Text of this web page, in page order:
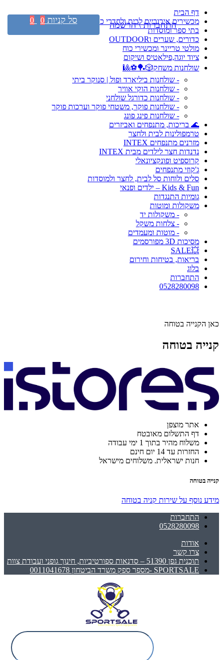
דף הבית
מכשירים אירוביים לבית ולחדרי כושר
בתי ספר ומוסדות
כדורים, שערים וOUTDOOR
מולטי טריינר ומכשירי כוח
ציוד יוגה,פילאטיס ושיקום
שולחנות משחק🎲🏓⚽🎱
- שולחנות ביליארד ופול | סנוקר ביתי
- שולחנות הוקי אוויר
- שולחנות כדורגל שולחני
- שולחנות פוקר, משטחי פוקר וערכות פוקר
- שולחנות פינג פונג
🌊 בריכות, מתנפחים ואביזרים
טרמפולינות לבית ולחצר
מזרנים מתנפחים INTEX
נדנדות חצר לילדים מבית INTEX
קרוספיט ופונקציונאלי
ג'קוזי מתנפחים
סלים ולוחות סל לבית, לחצר ולמוסדות
Kids & Fun – ילדים ופנאי
גומיות התנגדות
משקולות ומוטות
- משקולות יד
- צלחות משקל
- מוטות ומעמדים
מסיכות 3D מפורסמים
💥SALE
בריאות, בטיחות וחירום
בלוג
התחברות
0528280098
כאן הקנייה בטוחה
קנייה בטוחה
אתר מוצפן
דף התשלום מאובטח
משלוח מהיר בתוך 1 ימי עבודה
החזרות עד 14 יום חינם
חנות ישראלית. משלוחים מישראל
קנייה בטוחה
מידע נוסף על שירות קניה בטוחה
התחברות
0528280098
אודות
צרו קשר
תוכנית גפן 51390 – סדנאות ספורטיביות, חינוך גופני ועבודת צוות
SPORTSALE -מספר ספק משרד הביטחון 0011041678
התחברות \ הרשמה סל קניות 0
0